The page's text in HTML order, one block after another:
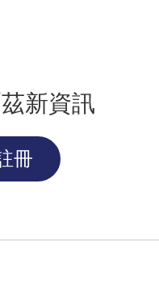
新資訊
冊